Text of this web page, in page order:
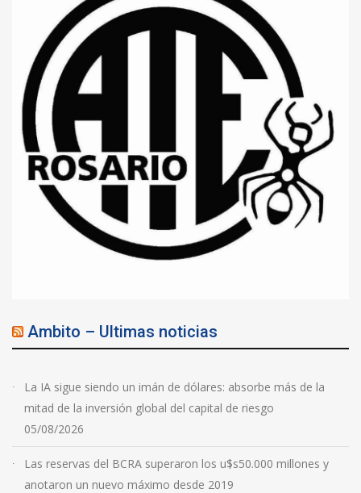
Ambito – Ultimas noticias
La IA sigue siendo un imán de dólares: absorbe más de la
mitad de la inversión global del capital de riesgo
05/08/2026
Las reservas del BCRA superaron los u$s50.000 millones y
anotaron un nuevo máximo desde 2019